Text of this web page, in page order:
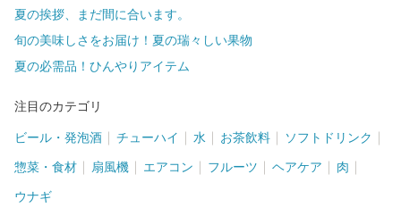
夏の挨拶、まだ間に合います。
旬の美味しさをお届け！夏の瑞々しい果物
夏の必需品！ひんやりアイテム
注目のカテゴリ
ビール・発泡酒 チューハイ 水 お茶飲料 ソフトドリンク
惣菜・食材 扇風機 エアコン フルーツ ヘアケア 肉
ウナギ